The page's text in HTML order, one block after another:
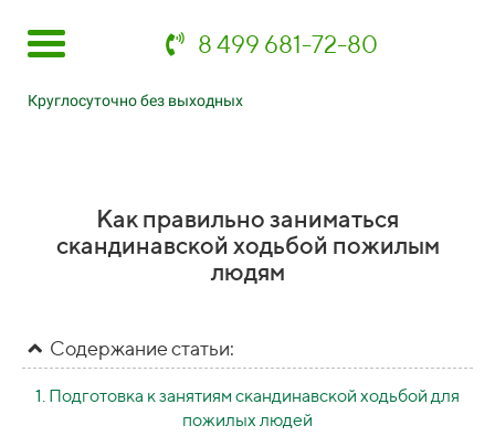
8 499 681-72-80
Круглосуточно без выходных
Как правильно заниматься
скандинавской ходьбой пожилым
людям
Содержание статьи:
1. Подготовка к занятиям скандинавской ходьбой для
пожилых людей